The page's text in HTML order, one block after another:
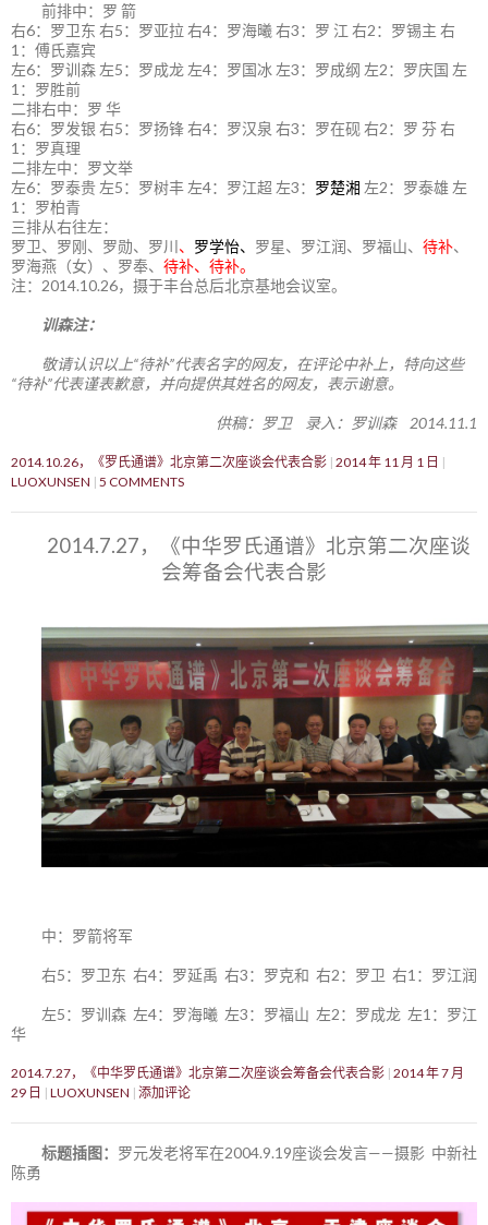
前排中：罗 箭
右6：罗卫东 右5：罗亚拉 右4：罗海曦 右3：罗 江 右2：罗锡主 右
1：傅氏嘉宾
左6：罗训森 左5：罗成龙 左4：罗国冰 左3：罗成纲 左2：罗庆国 左
1：罗胜前
二排右中：罗 华
右6：罗发银 右5：罗扬锋 右4：罗汉泉 右3：罗在砚 右2：罗 芬 右
1：罗真理
二排左中：罗文举
左6：罗泰贵 左5：罗树丰 左4：罗江超 左3： 罗楚湘 左2：罗泰雄 左
1：罗柏青
三排从右往左：
罗卫、罗刚、罗勋、罗川 、 罗学怡、 罗星、罗江润、罗福山、 待补、
罗海燕（女）、罗奉、 待补、待补。
注：2014.10.26，摄于丰台总后北京基地会议室。
训森注：
敬请认识以上“待补”代表名字的网友，在评论中补上，特向这些
“待补”代表谨表歉意，并向提供其姓名的网友，表示谢意。
供稿：罗卫 录入：罗训森 2014.11.1
2014.10.26，《罗氏通谱》北京第二次座谈会代表合影 2014 年 11 月 1 日
LUOXUNSEN 5 COMMENTS
2014.7.27，《中华罗氏通谱》北京第二次座谈
会筹备会代表合影
中：罗箭将军
右5：罗卫东 右4：罗延禹 右3：罗克和 右2：罗卫 右1：罗江润
左5：罗训森 左4：罗海曦 左3：罗福山 左2：罗成龙 左1：罗江
华
2014.7.27，《中华罗氏通谱》北京第二次座谈会筹备会代表合影 2014 年 7 月
29 日
LUOXUNSEN 添加评论
标题插图： 罗元发老将军在2004.9.19座谈会发言——摄影 中新社
陈勇